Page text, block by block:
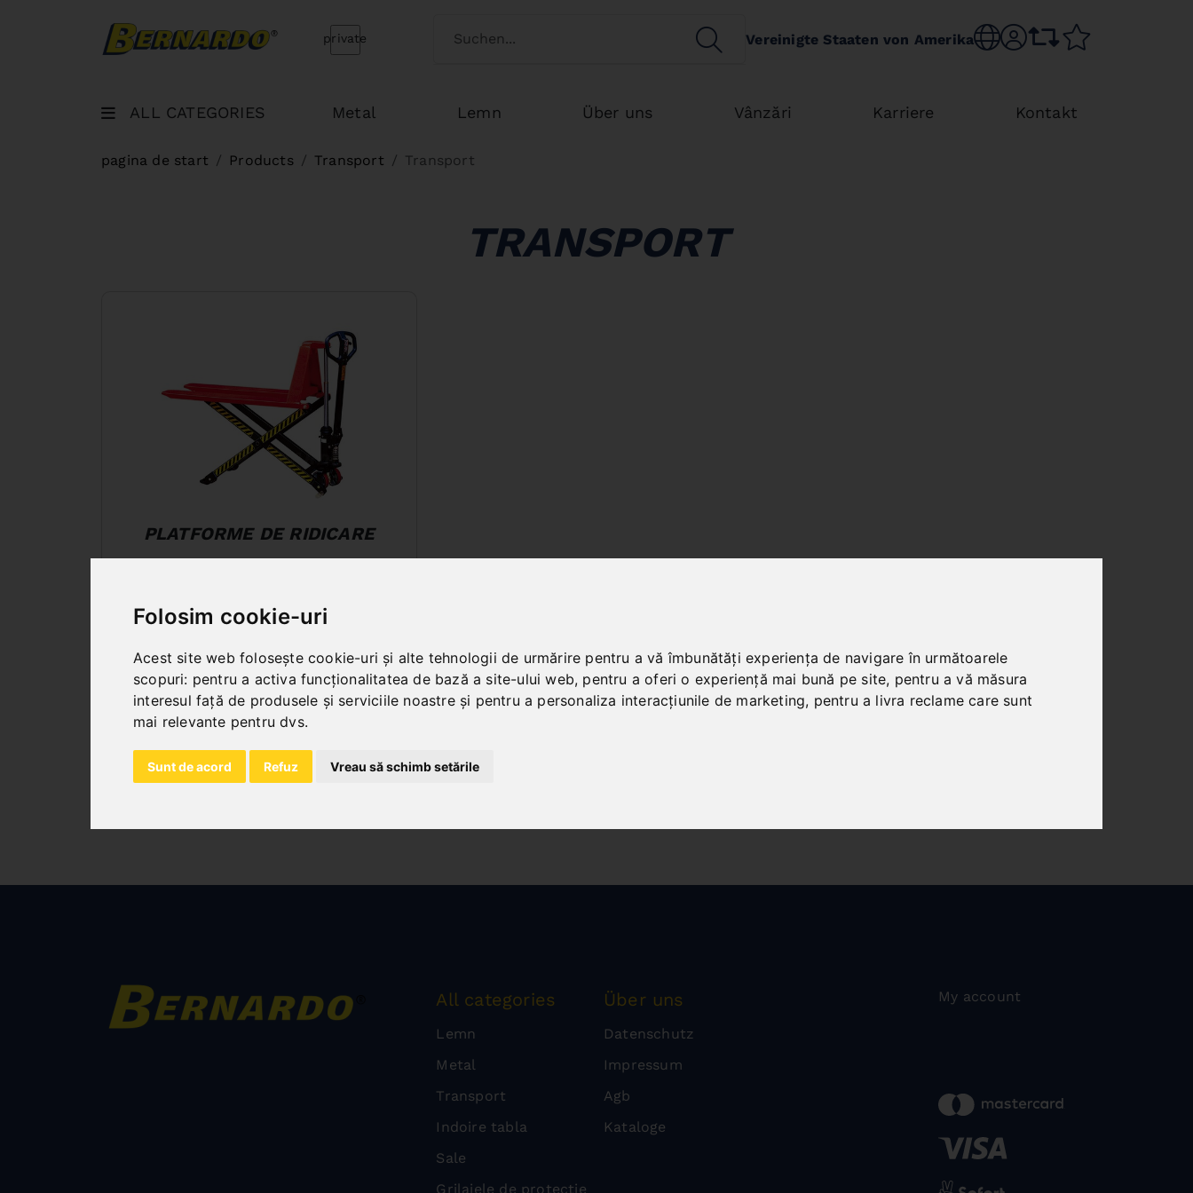
Folosim cookie-uri
Acest site web folosește cookie-uri și alte tehnologii de urmărire pentru a vă îmbunătăți experiența de navigare în următoarele
scopuri: pentru a activa funcționalitatea de bază a site-ului web, pentru a oferi o experiență mai bună pe site, pentru a vă măsura
interesul față de produsele și serviciile noastre și pentru a personaliza interacțiunile de marketing, pentru a livra reclame care sunt
mai relevante pentru dvs.
Sunt de acord Refuz Vreau să schimb setările
Bernardo Home Switch customertype
private SEARCHVereinigte Staaten von Amerika Choose language
sr.accountcomparison list
ALL CATEGORIES Metal Lemn Über uns Vânzări Karriere Kontakt
pagina de start Products Transport Transport
TRANSPORT
PLATFORME DE RIDICARE
All categories
Lemn
Metal
Transport
Indoire tabla
Sale
Grilajele de protecție
Über uns
Datenschutz
Impressum
Agb
Kataloge
My account